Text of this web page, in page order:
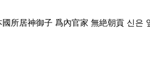
所居神御子 爲內官家 無絶朝貢 신